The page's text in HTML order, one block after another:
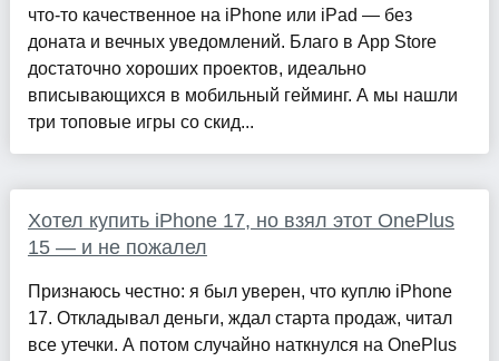
что-то качественное на iPhone или iPad — без
доната и вечных уведомлений. Благо в App Store
достаточно хороших проектов, идеально
вписывающихся в мобильный гейминг. А мы нашли
три топовые игры со скид...
Хотел купить iPhone 17, но взял этот OnePlus
15 — и не пожалел
Признаюсь честно: я был уверен, что куплю iPhone
17. Откладывал деньги, ждал старта продаж, читал
все утечки. А потом случайно наткнулся на OnePlus